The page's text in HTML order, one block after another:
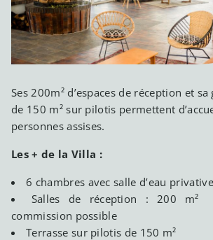
Ses 200m² d’espaces de réception et
de 150 m² sur pilotis permettent
personnes assises.
Les + de la Villa :
6 chambres avec salle d’eau privative
Salles de réception : 200
commission possible
Terrasse sur pilotis de 150 m²